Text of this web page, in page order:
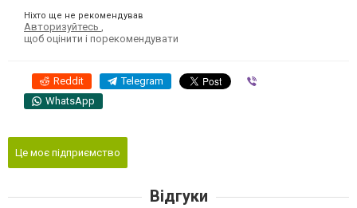
Ніхто ще не рекомендував
Авторизуйтесь
щоб оцінити і порекомендувати
Reddit Telegram
WhatsApp
Це моє підприємство
Відгуки